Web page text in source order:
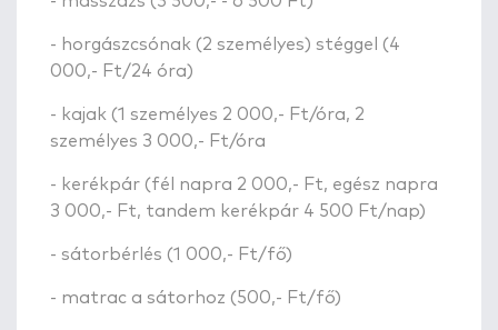
- horgászcsónak (2 személyes) stéggel (4
000,- Ft/24 óra)
- kajak (1 személyes 2 000,- Ft/óra, 2
személyes 3 000,- Ft/óra
- kerékpár (fél napra 2 000,- Ft, egész napra
3 000,- Ft, tandem kerékpár 4 500 Ft/nap)
- sátorbérlés (1 000,- Ft/fő)
- matrac a sátorhoz (500,- Ft/fő)